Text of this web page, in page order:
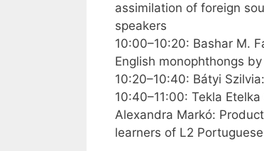
assimilation of foreign
speakers
10:00–10:20: Bashar M.
English monophthongs
10:20–10:40: Bátyi
10:40–11:00: Tekla
Alexandra Markó:
learners of L2 Portuguese